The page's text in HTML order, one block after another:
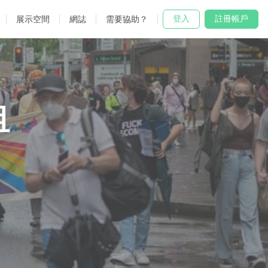
展示空間 網誌 需要協助？ 登入 註冊帳戶